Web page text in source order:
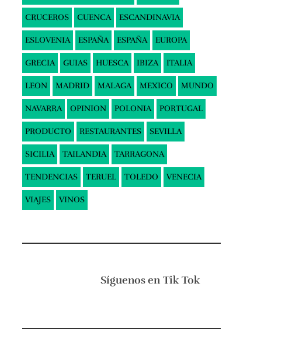
CRUCEROS CUENCA ESCANDINAVIA
ESLOVENIA ESPAÑA ESPAÑA EUROPA
GRECIA GUIAS HUESCA IBIZA ITALIA
LEON MADRID MALAGA MEXICO MUNDO
NAVARRA OPINION POLONIA PORTUGAL
PRODUCTO RESTAURANTES SEVILLA
SICILIA TAILANDIA TARRAGONA
TENDENCIAS TERUEL TOLEDO VENECIA
VIAJES VINOS
Síguenos en Tik Tok